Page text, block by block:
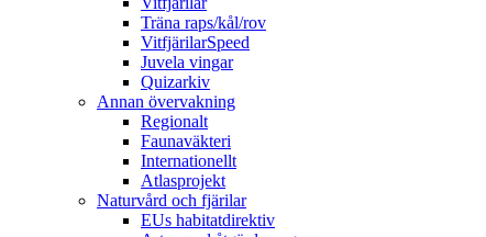
Träna raps/kål/rov
VitfjärilarSpeed
Juvela vingar
Quizarkiv
Annan övervakning
Regionalt
Faunaväkteri
Internationellt
Atlasprojekt
Naturvård och fjärilar
EUs habitatdirektiv